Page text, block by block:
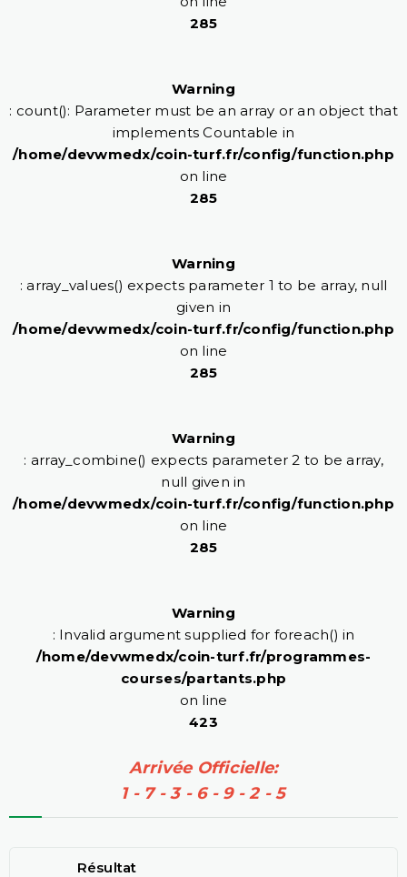
285
Warning
: count(): Parameter must be an array or an object that
implements Countable in
/home/devwmedx/coin-turf.fr/config/function.php
on line
285
Warning
: array_values() expects parameter 1 to be array, null
given in
/home/devwmedx/coin-turf.fr/config/function.php
on line
285
Warning
: array_combine() expects parameter 2 to be array,
null given in
/home/devwmedx/coin-turf.fr/config/function.php
on line
285
Warning
: Invalid argument supplied for foreach() in
/home/devwmedx/coin-turf.fr/programmes-
courses/partants.php
on line
423
Arrivée Officielle:
1 - 7 - 3 - 6 - 9 - 2 - 5
Résultat